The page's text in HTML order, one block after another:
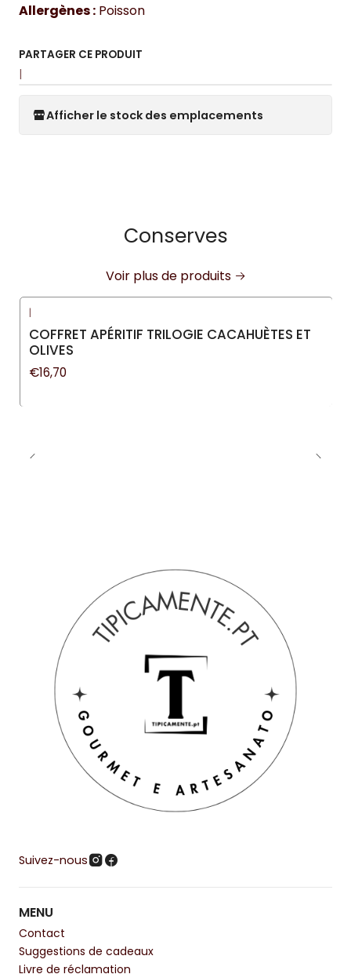
Allergènes : Poisson
PARTAGER CE PRODUIT
|
Afficher le stock des emplacements
Conserves
Voir plus de produits
|
COFFRET APÉRITIF TRILOGIE CACAHUÈTES ET
OLIVES
€16,70
Suivez-nous
MENU
Contact
Suggestions de cadeaux
Livre de réclamation